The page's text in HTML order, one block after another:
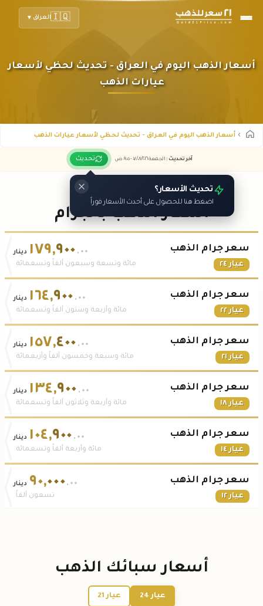
🇮🇶العراق ▼
أسعار الذهب اليوم في العراق - تحديث لحظي لأسعار
عيارات الذهب
أسعار الذهب اليوم في العراق - تحديث لحظي لأسعار عيارات الذهب
آخر تحديث : الجمعة ٠٧ /٠٨/٢٠٢٦ - ٠٩:٠٥ ص تحديث
تحديث الأسعار؟
اضغط هنا للحصول على أحدث الأسعار فوراً
أسعار الذهب بالجرام
سعر جرام الذهب
عيار ٢٤
١٧٩,٩٠٠ .٠٠ دينار
مائة وتسعة وسبعون ألفاً وتسعمائة
سعر جرام الذهب
عيار ٢٢
١٦٤,٩٠٠ .٠٠ دينار
مائة وأربعة وستون ألفاً وتسعمائة
سعر جرام الذهب
عيار ٢١
١٥٧,٤٠٠ .٠٠ دينار
مائة وسبعة وخمسون ألفاً وأربعمائة
سعر جرام الذهب
عيار ١٨
١٣٤,٩٠٠ .٠٠ دينار
مائة وأربعة وثلاثون ألفاً وتسعمائة
سعر جرام الذهب
عيار ١٤
١٠٤,٩٠٠ .٠٠ دينار
مائة وأربعة ألفاً وتسعمائة
سعر جرام الذهب
عيار ١٢
٩٠,٠٠٠.٠٠ دينار
تسعون ألفاً
أسعار سبائك الذهب
عيار 24 عيار 21